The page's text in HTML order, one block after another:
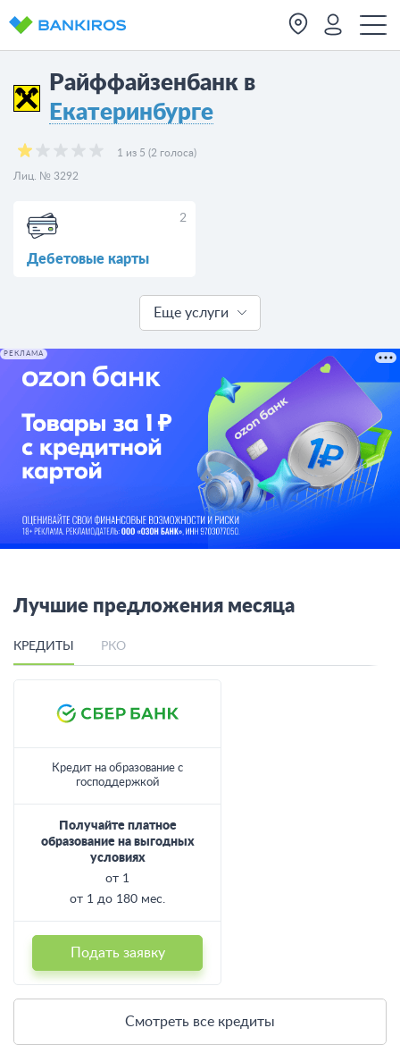
Райффайзенбанк в
Екатеринбурге
1 из 5 (2 голоса)
Лиц. № 3292
2
Дебетовые карты
Еще услуги
РЕКЛАМА
Лучшие предложения месяца
КРЕДИТЫ РКО
Кредит на образование с
господдержкой
Получайте платное
образование на выгодных
условиях
от 1
от 1 до 180 мес.
Подать заявку
Смотреть все кредиты